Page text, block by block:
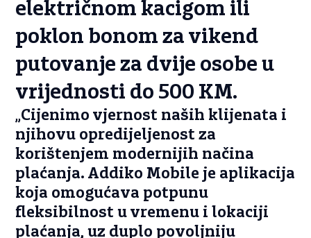
električnom kacigom ili
poklon bonom za vikend
putovanje za dvije osobe u
vrijednosti do 500 KM.
„Cijenimo vjernost naših klijenata i
njihovu opredijeljenost za
korištenjem modernijih načina
plaćanja. Addiko Mobile je aplikacija
koja omogućava potpunu
fleksibilnost u vremenu i lokaciji
plaćanja, uz duplo povoljniju